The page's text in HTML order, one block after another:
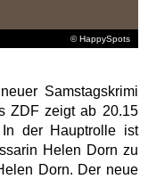
© HappySpots
Samstagskrimi
ZDF zeigt ab 20.15
der Hauptrolle ist
Helen Dorn zu
Dorn. Der neue